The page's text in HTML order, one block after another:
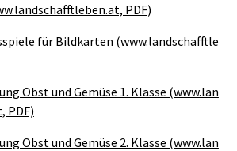
PDF)
für Bildkarten (www.landschafftle
Obst und Gemüse 1. Klasse (www.lan
PDF)
Obst und Gemüse 2. Klasse (www.lan